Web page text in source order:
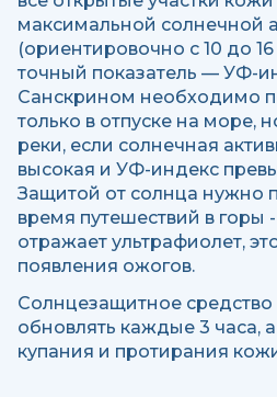
максимальной солнечной
(ориентировочно с 10 до
точный показатель — УФ-
Санскрином необходимо
только в отпуске на море,
реки, если солнечная
высокая и УФ-индекс
Защитой от солнца нужно
время путешествий в горы
отражает ультрафиолет,
появления ожогов.
Солнцезащитное
обновлять каждые 3 часа,
купания и протирания